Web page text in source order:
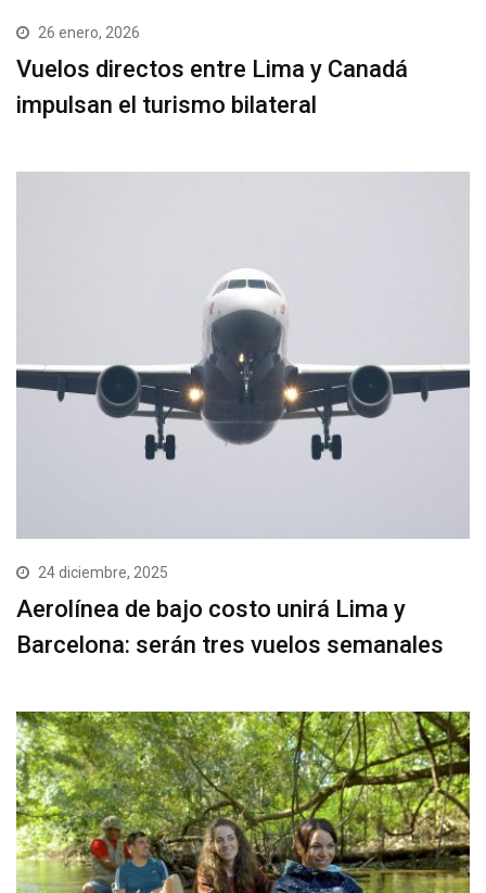
26 enero, 2026
Vuelos directos entre Lima y Canadá
impulsan el turismo bilateral
24 diciembre, 2025
Aerolínea de bajo costo unirá Lima y
Barcelona: serán tres vuelos semanales